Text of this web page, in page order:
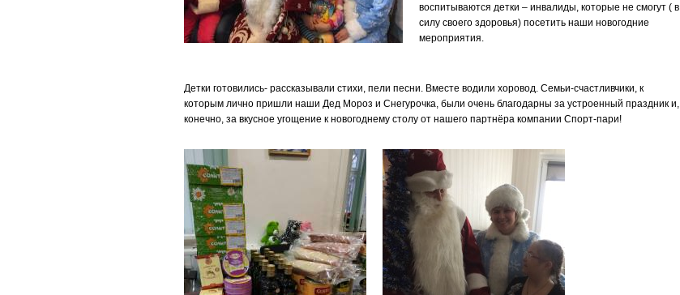
воспитываются детки – инвалиды, которые не смогут ( в
силу своего здоровья) посетить наши новогодние
мероприятия.
Детки готовились- рассказывали стихи, пели песни. Вместе водили хоровод. Семьи-счастливчики, к
которым лично пришли наши Дед Мороз и Снегурочка, были очень благодарны за устроенный праздник и,
конечно, за вкусное угощение к новогоднему столу от нашего партнёра компании Спорт-пари!